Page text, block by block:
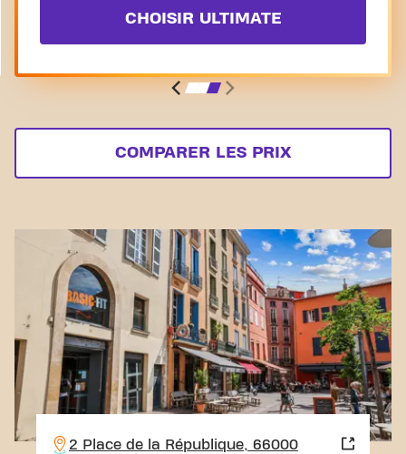
CHOISIR ULTIMATE
COMPARER LES PRIX
2 Place de la République, 66000